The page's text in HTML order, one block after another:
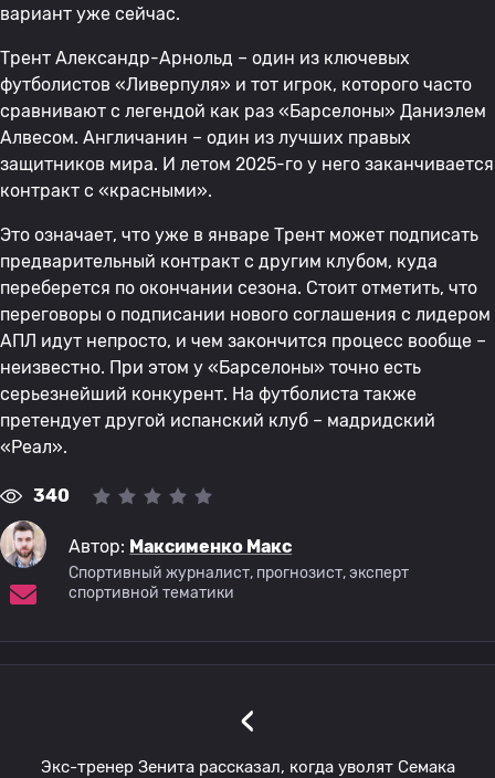
вариант уже сейчас.
Трент Александр-Арнольд – один из ключевых
футболистов «Ливерпуля» и тот игрок, которого часто
сравнивают с легендой как раз «Барселоны» Даниэлем
Алвесом. Англичанин – один из лучших правых
защитников мира. И летом 2025-го у него заканчивается
контракт с «красными».
Это означает, что уже в январе Трент может подписать
предварительный контракт с другим клубом, куда
переберется по окончании сезона. Стоит отметить, что
переговоры о подписании нового соглашения с лидером
АПЛ идут непросто, и чем закончится процесс вообще –
неизвестно. При этом у «Барселоны» точно есть
серьезнейший конкурент. На футболиста также
претендует другой испанский клуб – мадридский
«Реал».
340
Автор: Максименко Макс
Спортивный журналист, прогнозист, эксперт
спортивной тематики
‹
Экс-тренер Зенита рассказал, когда уволят Семака